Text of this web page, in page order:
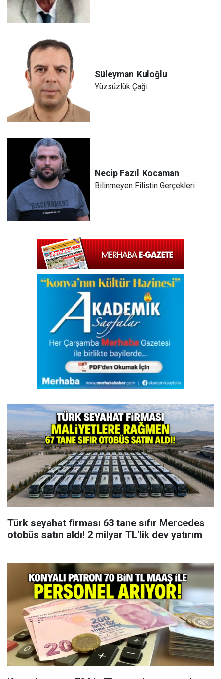
Süleyman Kuloğlu
Yüzsüzlük Çağı
Necip Fazıl Kocaman
Bilinmeyen Filistin Gerçekleri
Türk seyahat firması 63 tane sıfır Mercedes
otobüs satın aldı! 2 milyar TL'lik dev yatırım